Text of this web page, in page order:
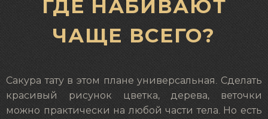
ГДЕ НАБИВАЮТ
ЧАЩЕ ВСЕГО?
Сакура тату в этом плане универсальная. Сделать
красивый рисунок цветка, дерева, веточки
можно практически на любой части тела. Но есть